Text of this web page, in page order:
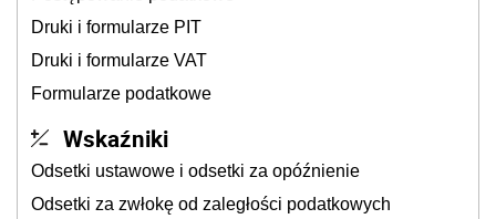
Druki i formularze PIT
Druki i formularze VAT
Formularze podatkowe
Wskaźniki
Odsetki ustawowe i odsetki za opóźnienie
Odsetki za zwłokę od zaległości podatkowych